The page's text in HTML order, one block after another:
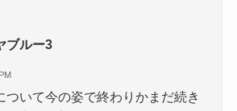
ブルー3
ついて今の姿で終わりかまだ続き